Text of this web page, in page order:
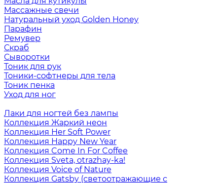
Массажные свечи
Натуральный уход Golden Honey
Парафин
Ремувер
Скраб
Сыворотки
Тоник для рук
Тоники-софтнеры для тела
Тоник пенка
Уход для ног
Лаки для ногтей без лампы
Коллекция Жаркий неон
Коллекция Her Soft Power
Коллекция Happy New Year
Коллекция Come In For Coffee
Коллекция Sveta, otrazhay-ka!
Коллекция Voice of Nature
Коллекция Gatsby (светоотражающие с